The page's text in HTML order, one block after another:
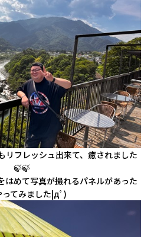
リフレッシュ出来て、癒されました
🍃🍃
はめて写真が撮れるパネルがあった
ってみました|дﾟ)